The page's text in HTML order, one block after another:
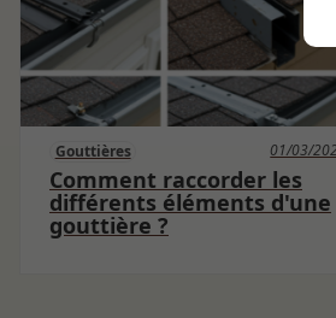
Gouttières 01/03/
Comment raccorder les
différents éléments d'une
gouttière ?